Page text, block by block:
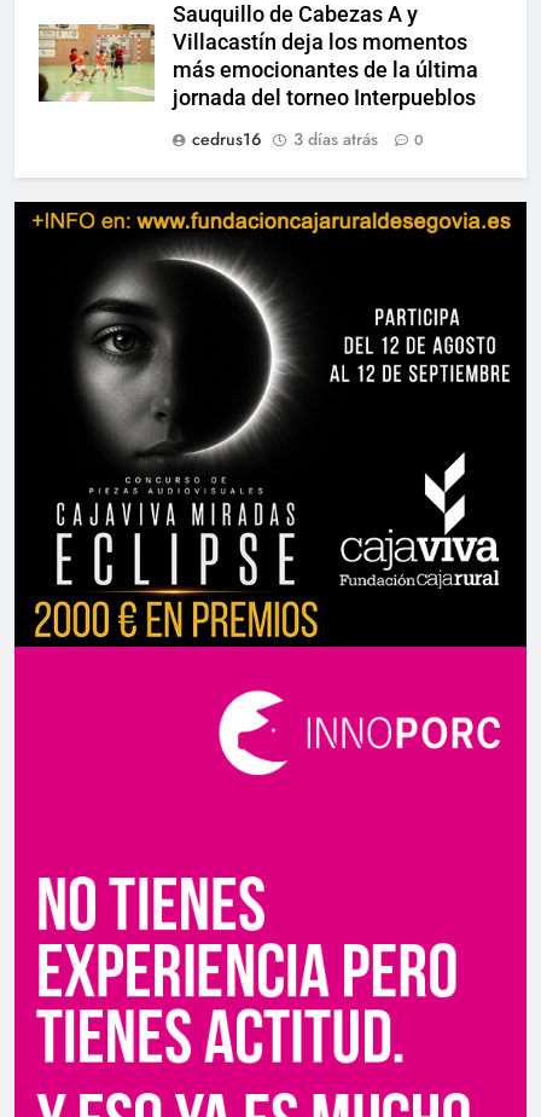
Sauquillo de Cabezas A y
Villacastín deja los momentos
más emocionantes de la última
jornada del torneo Interpueblos
cedrus16
3 días atrás 0